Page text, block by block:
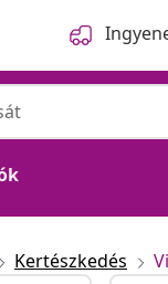
Kertészkedés